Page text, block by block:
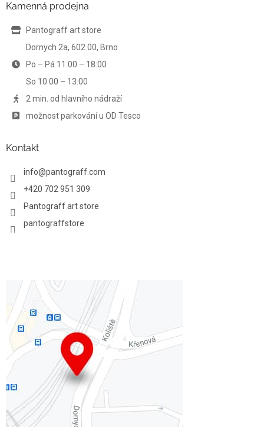
Kamenná prodejna
Pantograff art store
Dornych 2a, 602 00, Brno
Po – Pá 11:00 – 18:00
So 10:00 – 13:00
2 min. od hlavního nádraží
možnost parkování u OD Tesco
Kontakt
info@pantograff.com
+420 702 951 309
Pantograff art store
pantograffstore